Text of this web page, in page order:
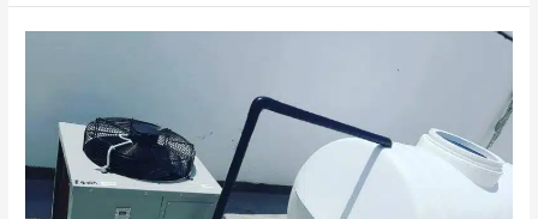
مياه
الخزانات